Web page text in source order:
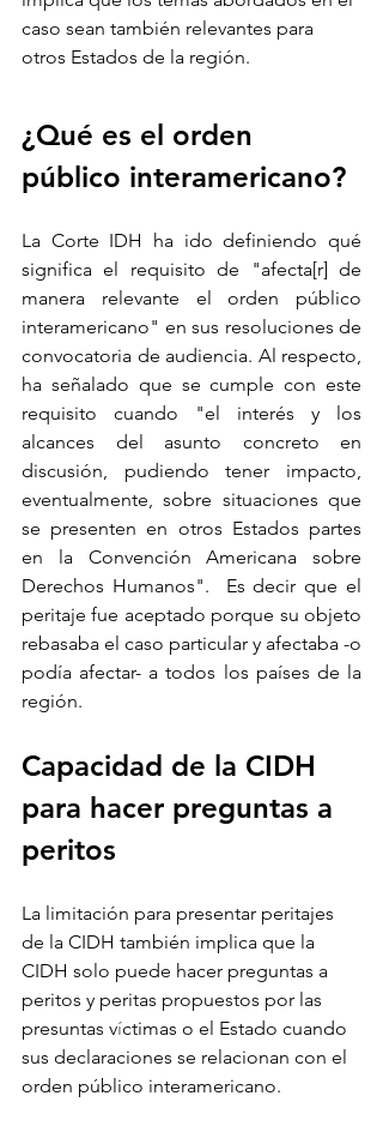
caso sean también relevantes para
otros Estados de la región.
¿Qué es el orden
público interamericano?
La Corte IDH ha ido definiendo qué
significa el requisito de "afecta[r] de
manera relevante el orden público
interamericano" en sus resoluciones de
convocatoria de audiencia. Al respecto,
ha señalado que se cumple con este
requisito cuando "el interés y los
alcances del asunto concreto en
discusión, pudiendo tener impacto,
eventualmente, sobre situaciones que
se presenten en otros Estados partes
en la Convención Americana sobre
Derechos Humanos".  Es decir que el
peritaje fue aceptado porque su objeto
rebasaba el caso particular y afectaba -o
podía afectar- a todos los países de la
región.
Capacidad de la CIDH
para hacer preguntas a
peritos
La limitación para presentar peritajes
de la CIDH también implica que la
CIDH solo puede hacer preguntas a
peritos y peritas propuestos por las
presuntas víctimas o el Estado cuando
sus declaraciones se relacionan con el
orden público interamericano.